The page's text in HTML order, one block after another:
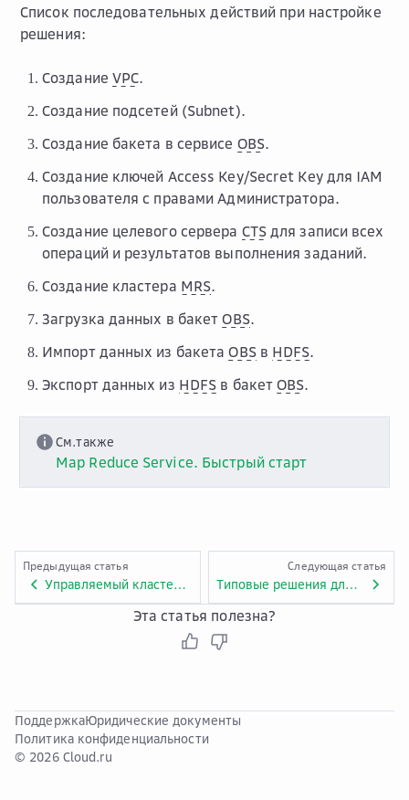
Список последовательных действий при настройке
решения:
Создание VPC.
Создание подсетей (Subnet).
Создание бакета в сервисе OBS.
Создание ключей Access Key/Secret Key для IAM
пользователя с правами Администратора.
Создание целевого сервера CTSдля записи всех
операций и результатов выполнения заданий.
Cоздание кластера MRS.
Загрузка данных в бакетOBS.
Импорт данных из бакетаOBSв HDFS.
Экспорт данных из HDFS в бакетOBS.
См.также
Map Reduce Service. Быстрый старт
Предыдущая статья
Управляемый кластер ClickHouse
Следующая статья
Типовые решения для разных платформ
Эта статья полезна?
ПоддержкаЮридические документы
Политика конфиденциальности
© 2026 Cloud.ru